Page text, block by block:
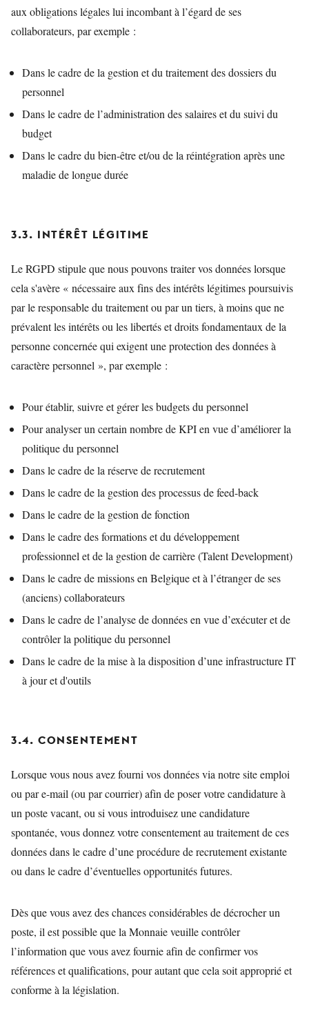
aux obligations légales lui incombant à l’égard de ses
collaborateurs, par exemple :
Dans le cadre de la gestion et du traitement des dossiers du
personnel
Dans le cadre de l’administration des salaires et du suivi du
budget
Dans le cadre du bien-être et/ou de la réintégration après une
maladie de longue durée
3.3. INTÉRÊT LÉGITIME
Le RGPD stipule que nous pouvons traiter vos données lorsque
cela s'avère « nécessaire aux fins des intérêts légitimes poursuivis
par le responsable du traitement ou par un tiers, à moins que ne
prévalent les intérêts ou les libertés et droits fondamentaux de la
personne concernée qui exigent une protection des données à
caractère personnel », par exemple :
Pour établir, suivre et gérer les budgets du personnel
Pour analyser un certain nombre de KPI en vue d’améliorer la
politique du personnel
Dans le cadre de la réserve de recrutement
Dans le cadre de la gestion des processus de feed-back
Dans le cadre de la gestion de fonction
Dans le cadre des formations et du développement
professionnel et de la gestion de carrière (Talent Development)
Dans le cadre de missions en Belgique et à l’étranger de ses
(anciens) collaborateurs
Dans le cadre de l’analyse de données en vue d’exécuter et de
contrôler la politique du personnel
Dans le cadre de la mise à la disposition d’une infrastructure IT
à jour et d'outils
3.4. CONSENTEMENT
Lorsque vous nous avez fourni vos données via notre site emploi
ou par e-mail (ou par courrier) afin de poser votre candidature à
un poste vacant, ou si vous introduisez une candidature
spontanée, vous donnez votre consentement au traitement de ces
données dans le cadre d’une procédure de recrutement existante
ou dans le cadre d’éventuelles opportunités futures.
Dès que vous avez des chances considérables de décrocher un
poste, il est possible que la Monnaie veuille contrôler
l’information que vous avez fournie afin de confirmer vos
références et qualifications, pour autant que cela soit approprié et
conforme à la législation.